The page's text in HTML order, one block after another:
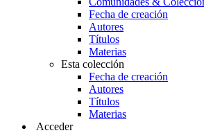
Fecha de creación
Autores
Títulos
Materias
Esta colección
Fecha de creación
Autores
Títulos
Materias
Acceder